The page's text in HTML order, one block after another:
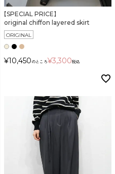
【SPECIAL PRICE】
original chiffon layered skirt
ORIGINAL
¥10,450 のところ¥3,300税込